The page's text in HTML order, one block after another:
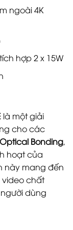
ngoài 4K
hợp 2 x 15W
là một giải
cho các
Optical Bonding,
hoạt của
này mang đến
video chất
dùng